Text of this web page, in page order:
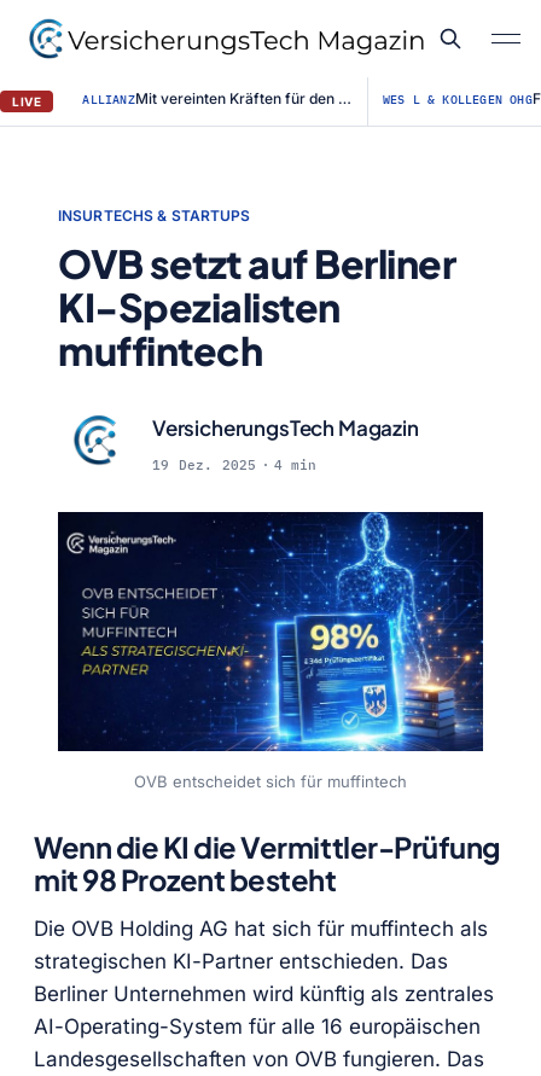
LIVE ALLIANZ Mit vereinten Kräften für den Straßenerhalt / Allianz für #BESSERESTRASSEN ge... WES L & KOLLEGEN OHG
INSURTECHS & STARTUPS
OVB setzt auf Berliner
KI-Spezialisten
muffintech
VersicherungsTech Magazin
19 Dez. 2025 4 min
OVB entscheidet sich für muffintech
Wenn die KI die Vermittler-Prüfung
mit 98 Prozent besteht
Die OVB Holding AG hat sich für muffintech als
strategischen KI-Partner entschieden. Das
Berliner Unternehmen wird künftig als zentrales
AI-Operating-System für alle 16 europäischen
Landesgesellschaften von OVB fungieren. Das